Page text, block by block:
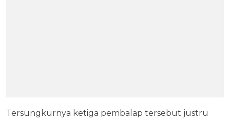
Tersungkurnya ketiga pembalap tersebut justru